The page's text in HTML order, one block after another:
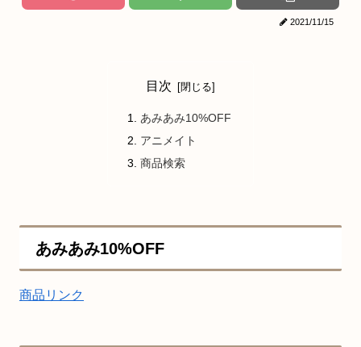
2021/11/15
目次
あみあみ10%OFF
アニメイト
商品検索
あみあみ10%OFF
商品リンク